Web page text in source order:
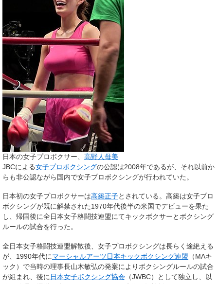
日本の女子プロボクサー、 高野人母美
JBCによる女子プロボクシングの公認は2008年であるが、それ以前か
らも非公認ながら国内で女子プロボクシングが行われていた。
日本初の女子プロボクサーは高築正子とされている。高築は女子プロ
ボクシングが既に解禁された1970年代後半の米国でデビューを果た
し、帰国後に全日本女子格闘技連盟にてキックボクサーとボクシング
ルールの試合を行った。
全日本女子格闘技連盟解散後、女子プロボクシングは長らく途絶える
が、1990年代にマーシャルアーツ日本キックボクシング連盟 （MAキ
ック）で当時の理事長山木敏弘の発案によりボクシングルールの試合
が組まれ、後に 日本女子ボクシング協会 （JWBC）として独立し、以